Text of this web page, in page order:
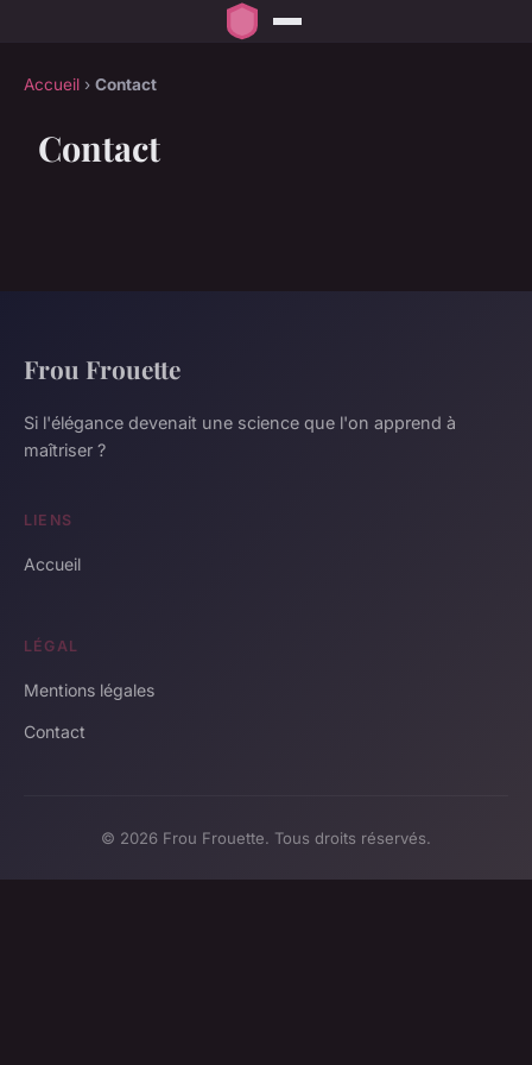
Accueil › Contact
Contact
Frou Frouette
Si l'élégance devenait une science que l'on apprend à
maîtriser ?
LIENS
Accueil
LÉGAL
Mentions légales
Contact
© 2026 Frou Frouette. Tous droits réservés.